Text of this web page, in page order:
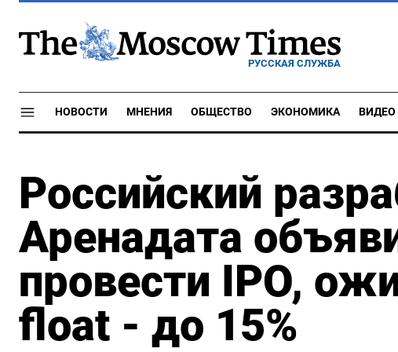
РУССКАЯ СЛУЖБА
НОВОСТИ МНЕНИЯ ОБЩЕСТВО ЭКОНОМИКА ВИДЕО
Российский
Аренадата
провести IPO,
float - до 15%